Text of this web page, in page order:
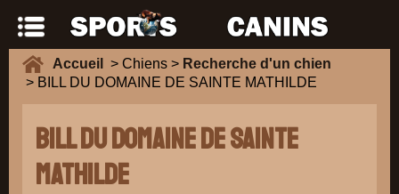
Accueil > Chiens > Recherche d'un chien
> BILL DU DOMAINE DE SAINTE MATHILDE
BILL DU DOMAINE DE SAINTE
MATHILDE